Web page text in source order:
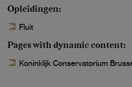
Opleidingen
Fluit
Pages with dynamic content
Koninklijk Conservatorium